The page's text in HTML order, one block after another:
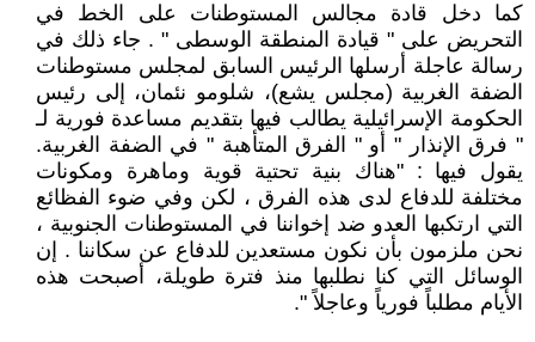
كما دخل قادة مجالس المستوطنات على الخط في
التحريض على " قيادة المنطقة الوسطى " . جاء ذلك في
رسالة عاجلة أرسلها الرئيس السابق لمجلس مستوطنات
الضفة الغربية (مجلس يشع)، شلومو نئمان، إلى رئيس
الحكومة الإسرائيلية يطالب فيها بتقديم مساعدة فورية لـ
" فرق الإنذار " أو " الفرق المتأهبة " في الضفة الغربية.
يقول فيها : "هناك بنية تحتية قوية وماهرة ومكونات
مختلفة للدفاع لدى هذه الفرق ، لكن وفي ضوء الفظائع
التي ارتكبها العدو ضد إخواننا في المستوطنات الجنوبية ،
نحن ملزمون بأن نكون مستعدين للدفاع عن سكاننا . إن
الوسائل التي كنا نطلبها منذ فترة طويلة، أصبحت هذه
الأيام مطلباً فورياً وعاجلاً ".